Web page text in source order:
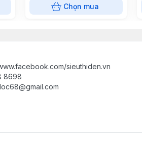
Chọn mua
sieuthiden.vn
8698